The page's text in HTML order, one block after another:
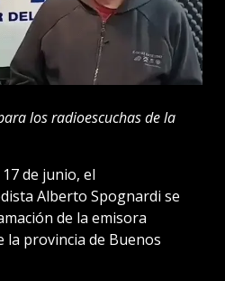
los radioescuchas de la
de junio, el
Alberto Spognardi se
de la emisora
la provincia de Buenos